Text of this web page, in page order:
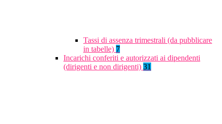
Tassi di assenza trimestrali (da pubblicare
in tabelle) 7
Incarichi conferiti e autorizzati ai dipendenti
(dirigenti e non dirigenti) 31